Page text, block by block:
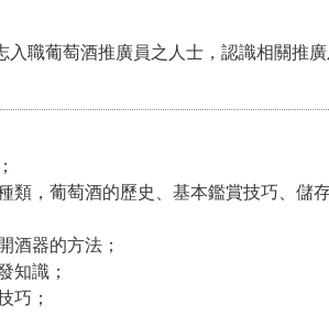
入職葡萄酒推廣員之人士，認識相關推
類，葡萄酒的歷史、基本鑑賞技巧、儲
酒器的方法；
知識；
巧；